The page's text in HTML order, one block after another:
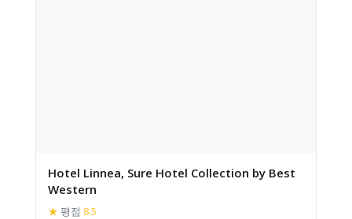
Hotel Linnea, Sure Hotel Collection by Best
Western
★ 평점 8.5